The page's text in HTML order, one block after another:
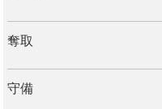
奪取
守備